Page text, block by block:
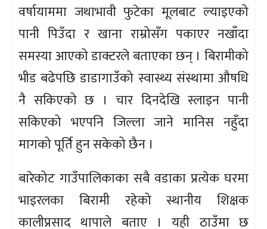
वर्षायाममा जथाभावी फुटेका मूलबाट ल्याइएको
पानी पिउँदा र खाना राम्रोसँग पकाएर नखाँदा
समस्या आएको डाक्टरले बताएका छन् । बिरामीको
भीड बढेपछि डाडागाउँको स्वास्थ्य संस्थामा औषधि
नै सकिएको छ । चार दिनदेखि स्लाइन पानी
सकिएको भएपनि जिल्ला जाने मानिस नहुँदा
मागको पूर्ति हुन सकेको छैन ।
बारेकोट गाउँपालिकाका सबै वडाका प्रत्येक घरमा
भाइरलका बिरामी रहेको स्थानीय शिक्षक
कालीप्रसाद थापाले बताए । यही ठाउँमा छ